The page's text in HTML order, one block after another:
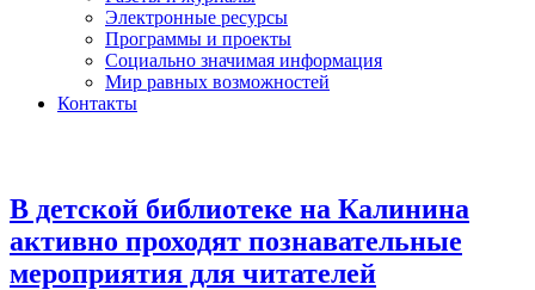
Электронные ресурсы
Программы и проекты
Социально значимая информация
Мир равных возможностей
Контакты
В детской библиотеке на Калинина
активно проходят познавательные
мероприятия для читателей